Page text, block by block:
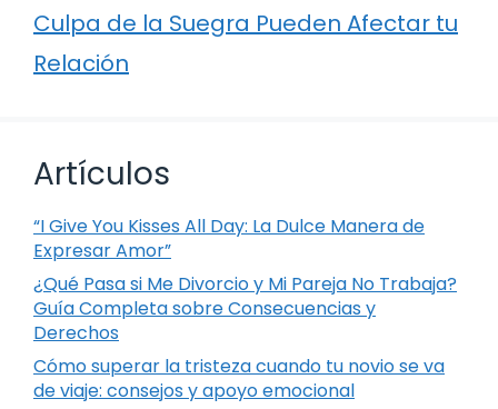
Culpa de la Suegra Pueden Afectar tu
Relación
Artículos
“I Give You Kisses All Day: La Dulce Manera de
Expresar Amor”
¿Qué Pasa si Me Divorcio y Mi Pareja No Trabaja?
Guía Completa sobre Consecuencias y
Derechos
Cómo superar la tristeza cuando tu novio se va
de viaje: consejos y apoyo emocional